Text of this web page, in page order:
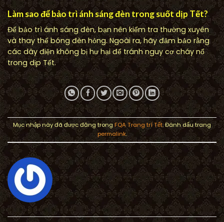
Làm sao để bảo trì ánh sáng đèn trong suốt dịp Tết?
Để bảo trì ánh sáng đèn, bạn nên kiểm tra thường xuyên
và thay thế bóng đèn hỏng. Ngoài ra, hãy đảm bảo rằng
các dây điện không bị hư hại để tránh nguy cơ cháy nổ
trong dịp Tết.
Mục nhập này đã được đăng trongFQA Trang trí Tết. Đánh dấu trang
permalink.